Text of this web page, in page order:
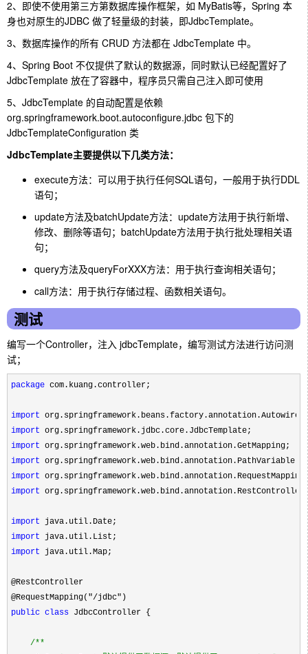
2、即使不使用第三方第数据库操作框架，如 MyBatis等，Spring 本
身也对原生的JDBC 做了轻量级的封装，即JdbcTemplate。
3、数据库操作的所有 CRUD 方法都在 JdbcTemplate 中。
4、Spring Boot 不仅提供了默认的数据源，同时默认已经配置好了
JdbcTemplate 放在了容器中，程序员只需自己注入即可使用
5、JdbcTemplate 的自动配置是依赖
org.springframework.boot.autoconfigure.jdbc 包下的
JdbcTemplateConfiguration 类
JdbcTemplate主要提供以下几类方法：
execute方法：可以用于执行任何SQL语句，一般用于执行DDL
语句；
update方法及batchUpdate方法：update方法用于执行新增、
修改、删除等语句；batchUpdate方法用于执行批处理相关语
句；
query方法及queryForXXX方法：用于执行查询相关语句；
call方法：用于执行存储过程、函数相关语句。
测试
编写一个Controller，注入 jdbcTemplate，编写测试方法进行访问测
试；
package com.kuang.controller;
import
import
import
import
import
import
import
import
import java.util.Map;
@RestController
@RequestMapping( "/jdbc"
public class JdbcController {
/**